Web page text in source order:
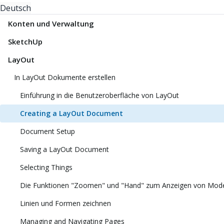
Deutsch
Konten und Verwaltung
SketchUp
LayOut
In LayOut Dokumente erstellen
Einführung in die Benutzeroberfläche von LayOut
Creating a LayOut Document
Document Setup
Saving a LayOut Document
Selecting Things
Die Funktionen "Zoomen" und "Hand" zum Anzeigen von
Linien und Formen zeichnen
Managing and Navigating Pages